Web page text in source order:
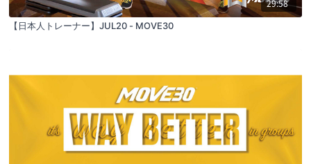
29:58
【日本人トレーナー】JUL20 - MOVE30